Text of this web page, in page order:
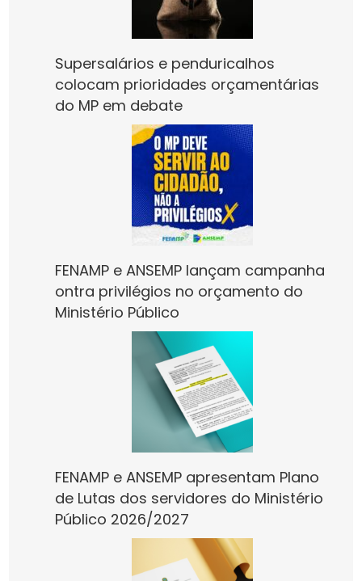
Supersalários e penduricalhos
colocam prioridades orçamentárias
do MP em debate
FENAMP e ANSEMP lançam campanha
ontra privilégios no orçamento do
Ministério Público
FENAMP e ANSEMP apresentam Plano
de Lutas dos servidores do Ministério
Público 2026/2027